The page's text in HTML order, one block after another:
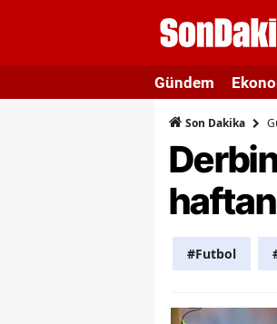
Gündem
Son Dakika
#Futbol